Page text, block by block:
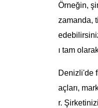
Örneğin,
zamanda,
ı tam
Denizli'de
açları,
r.